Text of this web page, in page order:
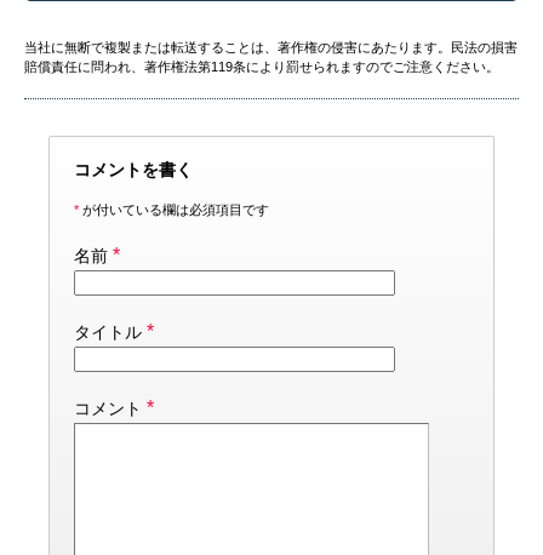
当社に無断で複製または転送することは、著作権の侵害にあたります。民法の損害
賠償責任に問われ、著作権法第119条により罰せられますのでご注意ください。
コメントを書く
* が付いている欄は必須項目です
名前 *
タイトル *
コメント *